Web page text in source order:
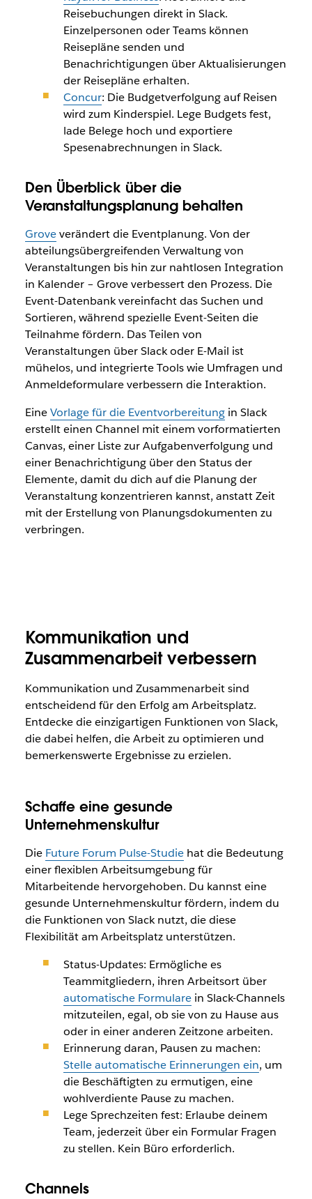
Reisebuchungen direkt in Slack.
Einzelpersonen oder Teams können
Reisepläne senden und
Benachrichtigungen über Aktualisierungen
der Reisepläne erhalten.
Concur: Die Budgetverfolgung auf Reisen
wird zum Kinderspiel. Lege Budgets fest,
lade Belege hoch und exportiere
Spesenabrechnungen in Slack.
Den Überblick über die
Veranstaltungsplanung behalten
Groveverändert die Eventplanung. Von der
abteilungsübergreifenden Verwaltung von
Veranstaltungen bis hin zur nahtlosen Integration
in Kalender – Grove verbessert den Prozess. Die
Event-Datenbank vereinfacht das Suchen und
Sortieren, während spezielle Event-Seiten die
Teilnahme fördern. Das Teilen von
Veranstaltungen über Slack oder E-Mail ist
mühelos, und integrierte Tools wie Umfragen und
Anmeldeformulare verbessern die Interaktion.
EineVorlage für die Eventvorbereitungin Slack
erstellt einen Channel mit einem vorformatierten
Canvas, einer Liste zur Aufgabenverfolgung und
einer Benachrichtigung über den Status der
Elemente, damit du dich auf die Planung der
Veranstaltung konzentrieren kannst, anstatt Zeit
mit der Erstellung von Planungsdokumenten zu
verbringen.
Kommunikation und
Zusammenarbeit verbessern
Kommunikation und Zusammenarbeit sind
entscheidend für den Erfolg am Arbeitsplatz.
Entdecke die einzigartigen Funktionen von Slack,
die dabei helfen, die Arbeit zu optimieren und
bemerkenswerte Ergebnisse zu erzielen.
Schaffe eine gesunde
Unternehmenskultur
Die Future Forum Pulse-Studiehat die Bedeutung
einer flexiblen Arbeitsumgebung für
Mitarbeitende hervorgehoben. Du kannst eine
gesunde Unternehmenskultur fördern, indem du
die Funktionen von Slack nutzt, die diese
Flexibilität am Arbeitsplatz unterstützen.
Status-Updates: Ermögliche es
Teammitgliedern, ihren Arbeitsort über
automatische Formularein Slack-Channels
mitzuteilen, egal, ob sie von zu Hause aus
oder in einer anderen Zeitzone arbeiten.
Erinnerung daran, Pausen zu machen:
Stelle automatische Erinnerungen ein, um
die Beschäftigten zu ermutigen, eine
wohlverdiente Pause zu machen.
Lege Sprechzeiten fest: Erlaube deinem
Team, jederzeit über ein Formular Fragen
zu stellen. Kein Büro erforderlich.
Channels